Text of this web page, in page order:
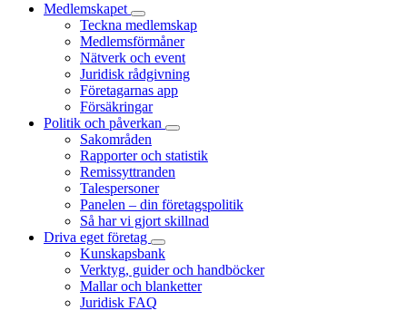
Medlemskapet
Teckna medlemskap
Medlemsförmåner
Nätverk och event
Juridisk rådgivning
Företagarnas app
Försäkringar
Politik och påverkan
Sakområden
Rapporter och statistik
Remissyttranden
Talespersoner
Panelen – din företagspolitik
Så har vi gjort skillnad
Driva eget företag
Kunskapsbank
Verktyg, guider och handböcker
Mallar och blanketter
Juridisk FAQ